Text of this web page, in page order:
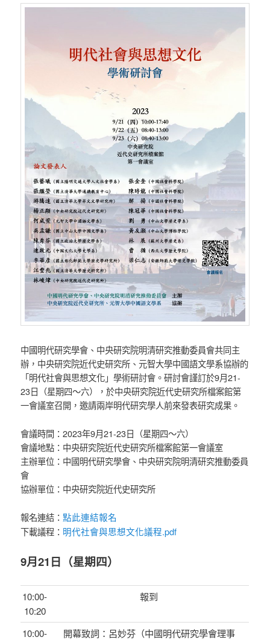
中國明代研究學會、中央研究院明清研究推動委員會共同主
辦，中央研究院近代史研究所、元智大學中國語文學系協辦的
「明代社會與思想文化」學術研討會。研討會謹訂於9月21-
23日（星期四～六），於中央研究院近代史研究所檔案館第
一會議室召開，邀請兩岸明代研究學人前來發表研究成果。
會議時間：2023年9月21-23日（星期四～六）
會議地點：中央研究院近代史研究所檔案館第一會議室
主辦單位：中國明代研究學會、中央研究院明清研究推動委員
會
協辦單位：中央研究院近代史研究所
報名連結：點此連結報名
下載議程： 明代社會與思想文化議程.pdf
9月21日（星期四）
10:00-
10:20
報到
10:00-
開幕致詞：呂妙芬（中國明代研究學會理事